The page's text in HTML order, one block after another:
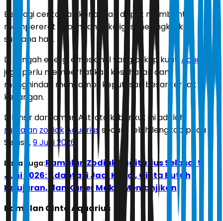
Berbagi cerita dan kenangan dapat membantu
mempererat hubungan sekaligus meningkatkan
suasana hati.
Di tengah energi emosional yang cukup kuat,Aquarius
juga perlu memperhatikan kesehatan dan
menghindari mengambil keputusan besar terkait
keuangan.
Dilansir dari laman Astrotalk, berikut ini adalah
ramalan zodiak Aquariussecara lebih lengkap pada
Selasa,9 Juni 2026
Baca Juga:Ramalan Zodiak Sagitarius Selasa, 9
Juni 2026: Adaptasi Jadi Kunci, Cinta Butuh
Kejujuran, dan Karier Makin Menjanjikan
Ramalan Cinta Aquarius